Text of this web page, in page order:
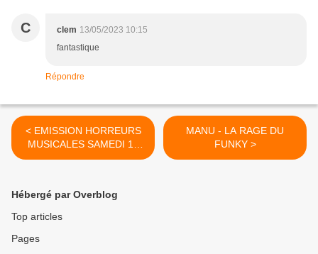
C clem 13/05/2023 10:15
fantastique
Répondre
< EMISSION HORREURS
MUSICALES SAMEDI 13
MAI A 20H
MANU - LA RAGE DU
FUNKY >
Hébergé par Overblog
Top articles
Pages